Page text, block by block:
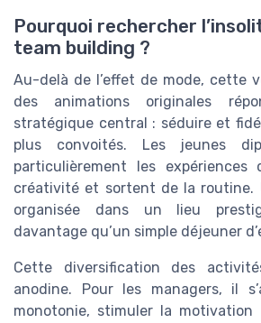
Pourquoi rechercher
team building ?
Au-delà de l’effet de mode, cette
des animations originales
stratégique central : séduire et
plus convoités. Les jeunes
particulièrement les
créativité et sortent de la routine.
organisée dans un lieu
davantage qu’un simple déjeuner
Cette diversification des
anodine. Pour les managers, il
monotonie, stimuler la